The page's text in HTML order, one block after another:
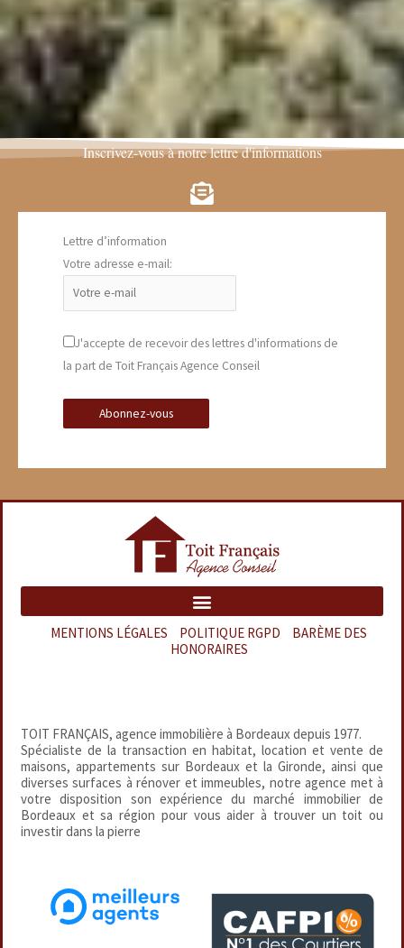
Inscrivez-vous à notre lettre d'informations
Lettre d’information
Votre adresse e-mail:
J'accepte de recevoir des lettres d'informations de
la part de Toit Français Agence Conseil
MENTIONS LÉGALES POLITIQUE RGPD
BARÈME DES
HONORAIRES
TOIT FRANÇAIS, agence immobilière à Bordeaux depuis 1977.
Spécialiste de la transaction en habitat, location et vente de
maisons, appartements sur Bordeaux et la Gironde, ainsi que
diverses surfaces à rénover et immeubles, notre agence met à
votre disposition son expérience du marché immobilier de
Bordeaux et sa région pour vous aider à trouver un toit ou
investir dans la pierre